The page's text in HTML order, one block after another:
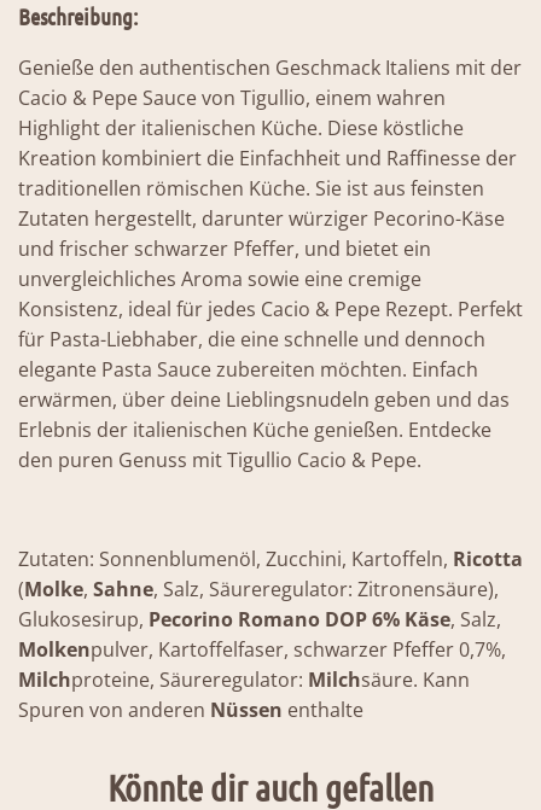
Beschreibung:
Genieße den authentischen Geschmack Italiens mit der
Cacio & Pepe Sauce von Tigullio, einem wahren
Highlight der italienischen Küche. Diese köstliche
Kreation kombiniert die Einfachheit und Raffinesse der
traditionellen römischen Küche. Sie ist aus feinsten
Zutaten hergestellt, darunter würziger Pecorino-Käse
und frischer schwarzer Pfeffer, und bietet ein
unvergleichliches Aroma sowie eine cremige
Konsistenz, ideal für jedes Cacio & Pepe Rezept. Perfekt
für Pasta-Liebhaber, die eine schnelle und dennoch
elegante Pasta Sauce zubereiten möchten. Einfach
erwärmen, über deine Lieblingsnudeln geben und das
Erlebnis der italienischen Küche genießen. Entdecke
den puren Genuss mit Tigullio Cacio & Pepe.
Zutaten: Sonnenblumenöl, Zucchini, Kartoffeln, Ricotta
(Molke, Sahne, Salz, Säureregulator: Zitronensäure),
Glukosesirup, Pecorino Romano DOP 6% Käse, Salz,
Molkenpulver, Kartoffelfaser, schwarzer Pfeffer 0,7%,
Milchproteine, Säureregulator: Milchsäure. Kann
Spuren von anderen Nüssen enthalte
Könnte dir auch gefallen